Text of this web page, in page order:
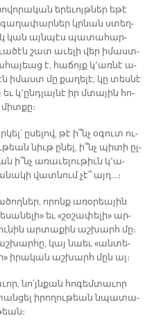
ե­րե­ւոյթ­ներ ե­թէ
գա­ղա­փար­ներ կրնան ստեղ­
կան այն­պէս պա­տա­հար­
շատ ա­ւե­լի վեր ի­մաստ­
է, հա­ճոյք կ՚առ­նէ ա­
ի­մաստ մը քա­ղե­լէ, կը տես­նէ
կ՚ընդ­լայ­նէ իր մտա­յին հո­
ը­սե­լով, թէ ի՞նչ օ­գուտ ու­
նիւթ ը­նել, ի՞նչ պի­տի ըլ­
ի՞նչ ա­ռա­ւե­լու­թիւն կ՚ա­
վատ­նում չէ՞ այդ…։
ո­րոնք ա­ռօ­րեա­յին
եւ «շօ­շա­փե­լի» ար­
ու­նին ար­տա­քին աշ­խարհ մը։
աշ­խար­հը, կայ նաեւ «ան­տե­
ի­րա­կան աշ­խարհ մըն ալ։
նո՛յն­քան հո­գեմ­տա­ւոր
ի­րո­ղու­թեան նպա­տա­